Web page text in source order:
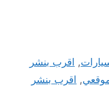
, اقرب بنشر
, اقرب بنشر